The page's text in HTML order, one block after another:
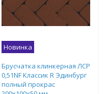
Новинка
Брусчатка клинкерная ЛСР
0,51NF Классик R Эдинбург
полный прокрас